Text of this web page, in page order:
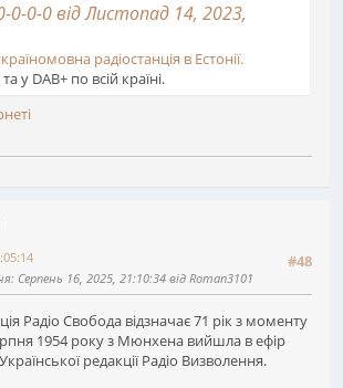
0-0 від Листопад 14, 2023,
радіостанція в Естонії.
у DAB+ по всій країні.
#48
: Серпень 16, 2025, 21:10:34 від Roman3101
Радіо Свобода відзначає 71 рік з моменту
1954 року з Мюнхена вийшла в ефір
редакції Радіо Визволення.